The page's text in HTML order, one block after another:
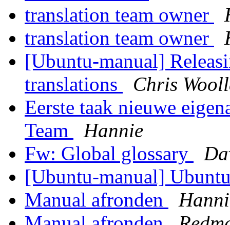
translation team owner
translation team owner
[Ubuntu-manual]
translations
Chris
Eerste taak nieuwe
Team
Hannie
Fw: Global glossary
[Ubuntu-manual]
Manual afronden